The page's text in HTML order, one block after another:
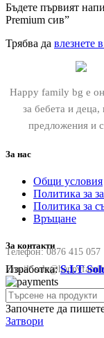
Бъдете първият
Premium сив”
Трябва да влезнете
Happy family bg е
за бебета и
предложения и
За нас
Общи условия
Политика за
Политика за
Връщане
За контакти
Телефон:0876 415 057
Email:
Изработка:S.I.T
Започнете да
Затвори